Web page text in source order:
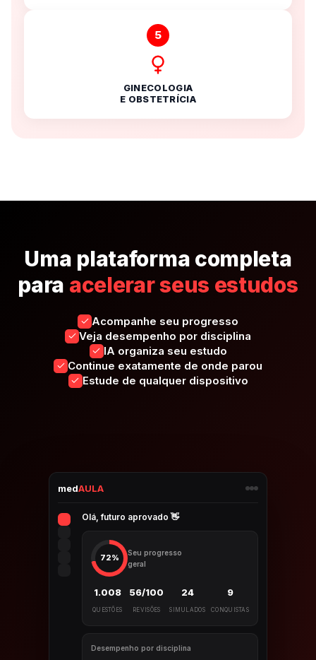
5
GINECOLOGIA
E OBSTETRÍCIA
Uma plataforma completa
para acelerar seus estudos
Acompanhe seu progresso
Veja desempenho por disciplina
IA organiza seu estudo
Continue exatamente de onde parou
Estude de qualquer dispositivo
medAULA
Olá, futuro aprovado 👋
72%
Seu progresso
geral
1.008
QUESTÕES
56/100
REVISÕES
24
SIMULADOS
9
CONQUISTAS
Desempenho por disciplina